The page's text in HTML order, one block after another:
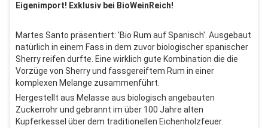
Eigenimport! Exklusiv bei BioWeinReich!
Martes Santo präsentiert: 'Bio Rum auf Spanisch'. Ausgebaut
natürlich in einem Fass in dem zuvor biologischer spanischer
Sherry reifen durfte. Eine wirklich gute Kombination die die
Vorzüge von Sherry und fassgereiftem Rum in einer
komplexen Melange zusammenführt.
Hergestellt aus Melasse aus biologisch angebauten
Zuckerrohr und gebrannt im über 100 Jahre alten
Kupferkessel über dem traditionellen Eichenholzfeuer.